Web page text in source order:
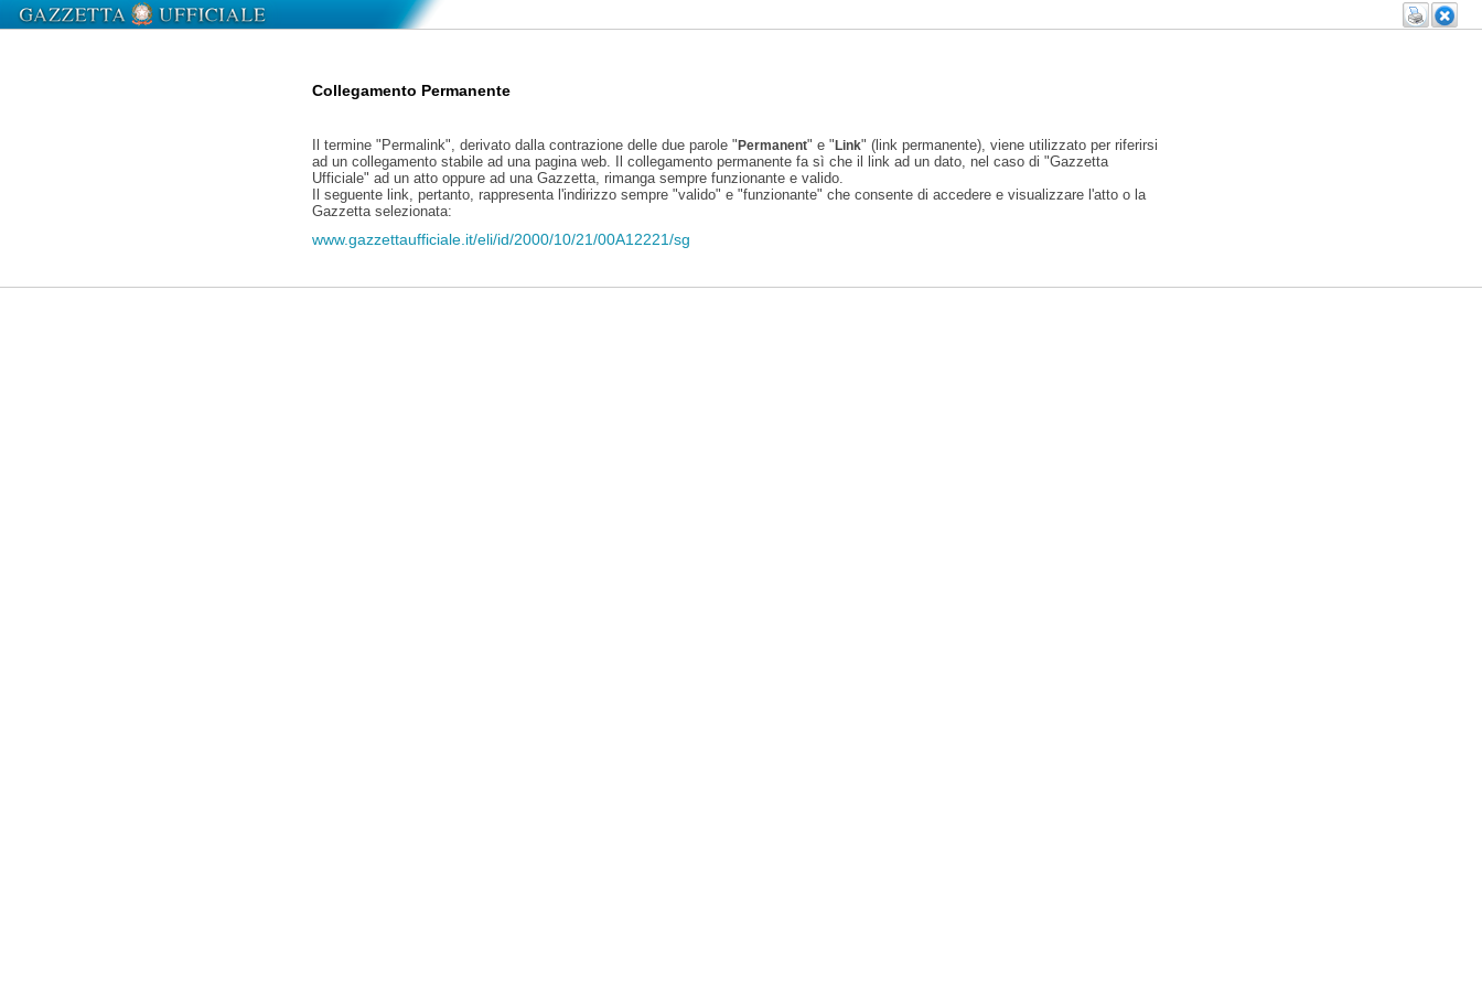
Collegamento Permanente
Il termine "Permalink", derivato dalla contrazione delle due parole "Permanent" e "Link" (link permanente), viene utilizzato per riferirsi
ad un collegamento stabile ad una pagina web. Il collegamento permanente fa sì che il link ad un dato, nel caso di "Gazzetta
Ufficiale" ad un atto oppure ad una Gazzetta, rimanga sempre funzionante e valido.
Il seguente link, pertanto, rappresenta l'indirizzo sempre "valido" e "funzionante" che consente di accedere e visualizzare l'atto o la
Gazzetta selezionata:
www.gazzettaufficiale.it/eli/id/2000/10/21/00A12221/sg